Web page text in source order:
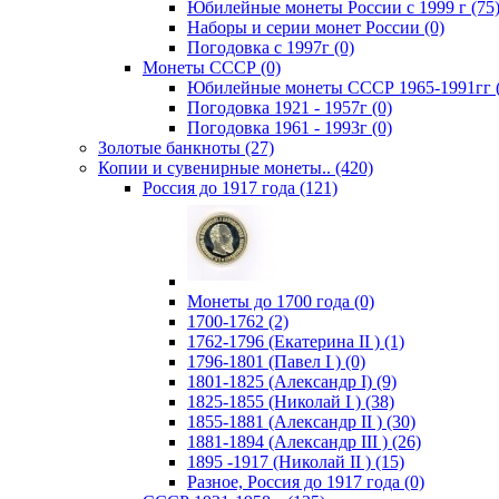
Юбилейные монеты России с 1999 г (75)
Наборы и серии монет России (0)
Погодовка c 1997г (0)
Монеты СССР (0)
Юбилейные монеты СССР 1965-1991гг
Погодовка 1921 - 1957г (0)
Погодовка 1961 - 1993г (0)
Золотые банкноты (27)
Копии и сувенирные монеты.. (420)
Россия до 1917 года (121)
Монеты до 1700 года (0)
1700-1762 (2)
1762-1796 (Екатерина II ) (1)
1796-1801 (Павел I ) (0)
1801-1825 (Александр I) (9)
1825-1855 (Николай I ) (38)
1855-1881 (Александр II ) (30)
1881-1894 (Александр III ) (26)
1895 -1917 (Николай II ) (15)
Разное, Россия до 1917 года (0)